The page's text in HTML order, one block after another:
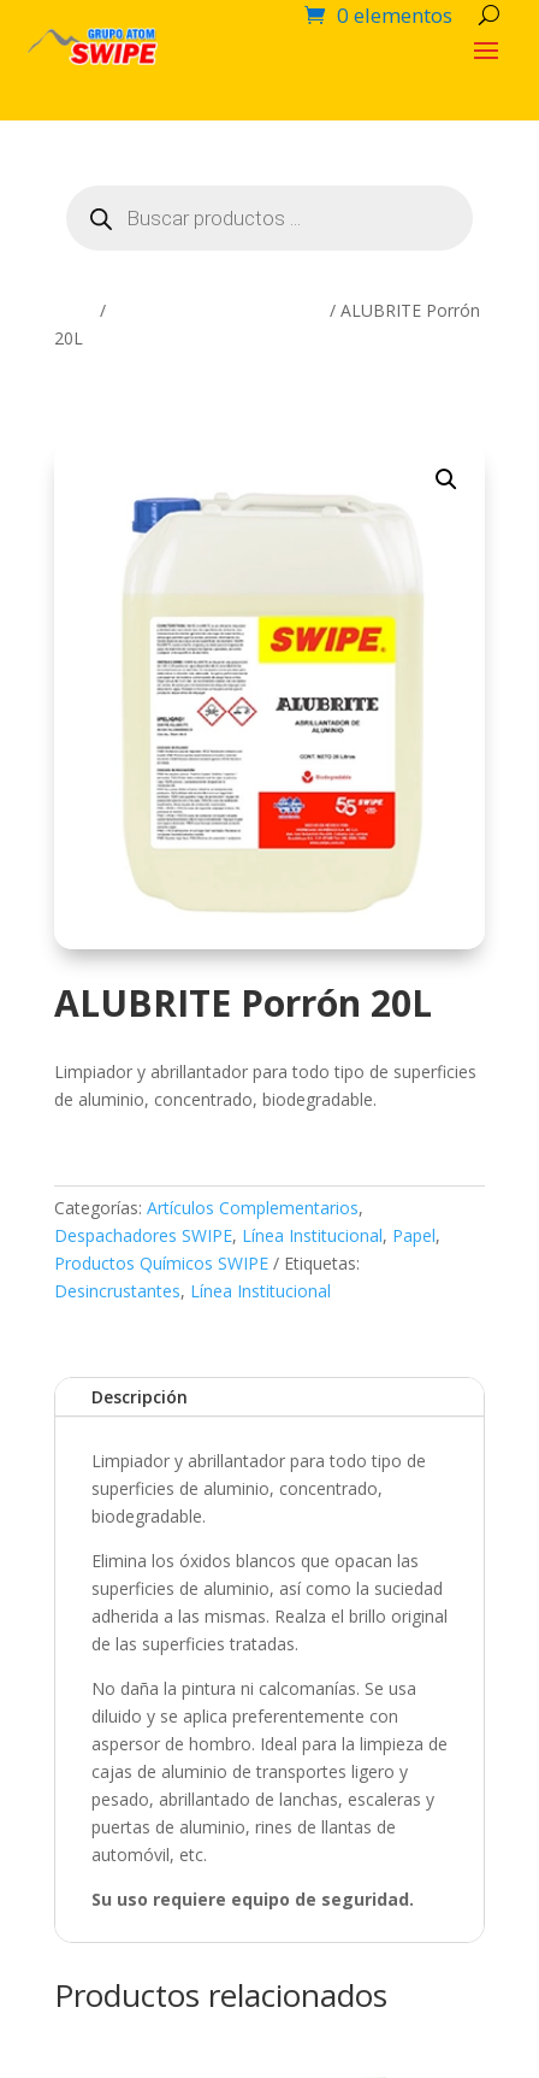
0 elementos
productos
/
/ ALUBRITE Porrón
20L
ALUBRITE Porrón 20L
Limpiador y abrillantador para todo tipo de superficies
de aluminio, concentrado, biodegradable.
Categorías: Artículos Complementarios,
Despachadores SWIPE, Línea Institucional, Papel,
Productos Químicos SWIPE
Etiquetas:
Desincrustantes, Línea Institucional
Descripción
Limpiador y abrillantador para todo tipo de
superficies de aluminio, concentrado,
biodegradable.
Elimina los óxidos blancos que opacan las
superficies de aluminio, así como la suciedad
adherida a las mismas. Realza el brillo original
de las superficies tratadas.
No daña la pintura ni calcomanías. Se usa
diluido y se aplica preferentemente con
aspersor de hombro. Ideal para la limpieza de
cajas de aluminio de transportes ligero y
pesado, abrillantado de lanchas, escaleras y
puertas de aluminio, rines de llantas de
automóvil, etc.
Su uso requiere equipo de seguridad.
Productos relacionados